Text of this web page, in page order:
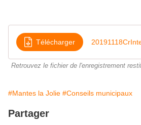
Télécharger
Retrouvez le fichier de l'enregistrement
#Mantes la Jolie #Conseils municipaux
Partager